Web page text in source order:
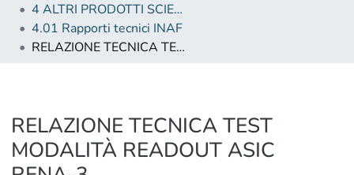
4 ALTRI PRODOTTI SCIENTIFICI (Other scientific products)
4.01 Rapporti tecnici INAF
RELAZIONE TECNICA TEST MODALITÀ READOUT ASIC RENA-3
RELAZIONE TECNICA TEST
MODALITÀ READOUT ASIC